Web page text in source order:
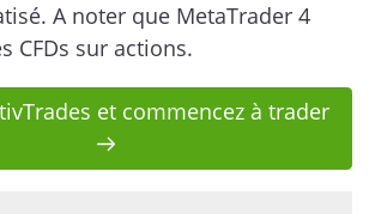
A noter que MetaTrader 4
CFDs sur actions.
et commencez à trader